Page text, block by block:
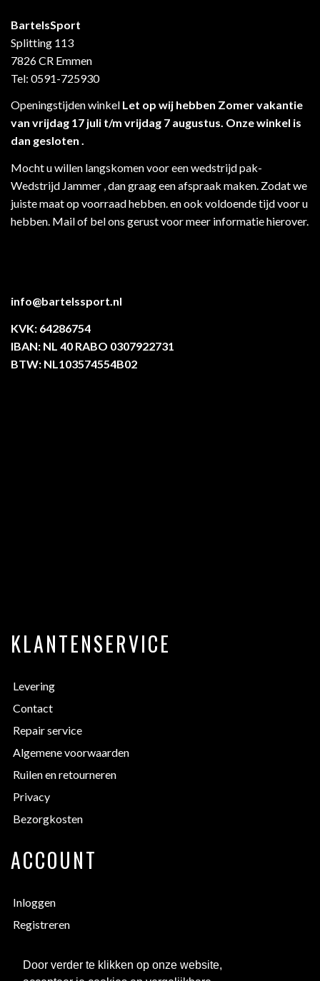
Door verder te klikken op onze website,
BartelsSport
Splitting 113
7826 CR Emmen
Tel: 0591-725930
Openingstijden winkel Let op wij hebben Zomer vakantie
van vrijdag 17 juli t/m vrijdag 7 augustus. Onze winkel is
dan gesloten .
Mocht u willen langskomen voor een wedstrijd pak-
Wedstrijd Jammer , dan graag een afspraak maken. Zodat we
juiste maat op voorraad hebben. en ook voldoende tijd voor u
hebben. Mail of bel ons gerust voor meer informatie hierover.
info@bartelssport.nl
KVK: 64286754
IBAN: NL 40 RABO 0307922731
BTW: NL103574554B02
KLANTENSERVICE
Levering
Contact
Repair service
Algemene voorwaarden
Ruilen en retourneren
Privacy
Bezorgkosten
ACCOUNT
Inloggen
Registreren